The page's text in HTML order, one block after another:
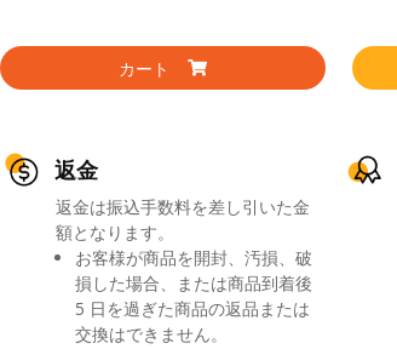
カート
返金
返金は振込手数料を差し引いた金
額となります。
お客様が商品を開封、汚損、破
損した場合、または商品到着後
5 日を過ぎた商品の返品または
交換はできません。